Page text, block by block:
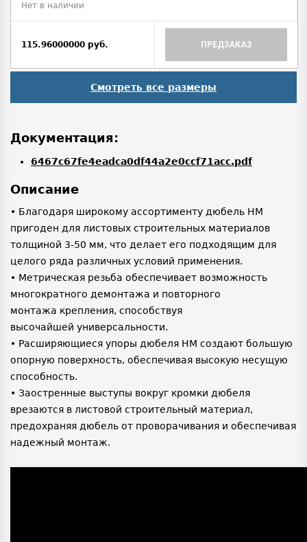
Нет в наличии
115.96000000 руб. ПРЕДЗАКАЗ
Смотреть все размеры
Документация:
6467c67fe4eadca0df44a2e0ccf71acc.pdf
Описание
• Благодаря широкому ассортименту дюбель HM
пригоден для листовых строительных материалов
толщиной 3-50 мм, что делает его подходящим для
целого ряда различных условий применения.
• Метрическая резьба обеспечивает возможность
многократного демонтажа и повторного
монтажа крепления, способствуя
высочайшей универсальности.
• Расширяющиеся упоры дюбеля HM создают большую
опорную поверхность, обеспечивая высокую несущую
способность.
• Заостренные выступы вокруг кромки дюбеля
врезаются в листовой строительный материал,
предохраняя дюбель от проворачивания и обеспечивая
надежный монтаж.